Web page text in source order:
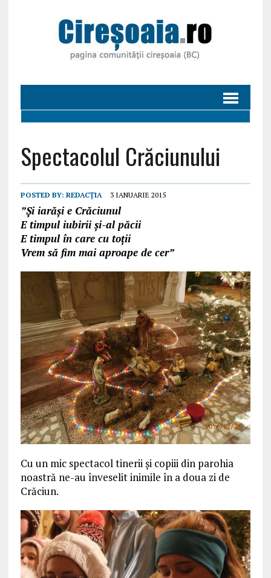
Spectacolul Crăciunului
POSTED BY: REDACȚIA 3 IANUARIE 2015
”Și iarăși e Crăciunul
E timpul iubirii și-al păcii
E timpul în care cu toții
Vrem să fim mai aproape de cer”
Cu un mic spectacol tinerii și copiii din parohia
noastră ne-au înveselit inimile în a doua zi de
Crăciun.